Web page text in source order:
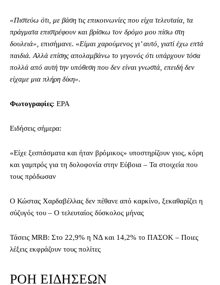
«Πιστεύω ότι, με βάση τις επικοινωνίες που είχα τελευταία, τα
πράγματα επιστρέφουν και βρίσκω τον δρόμο μου πίσω στη
δουλειά», επισήμανε. «Είμαι χαρούμενος γι’ αυτό, γιατί έχω επτά
παιδιά. Αλλά επίσης απολαμβάνω το γεγονός ότι υπάρχουν τόσα
πολλά από αυτή την υπόθεση που δεν είναι γνωστά, επειδή δεν
είχαμε μια πλήρη δίκη».
Φωτογραφίες: EPA
Ειδήσεις σήμερα:
«Είχε ξεσπάσματα και ήταν βρόμικος» υποστηρίζουν γιος, κόρη
και γαμπρός για τη δολοφονία στην Εύβοια – Τα στοιχεία που
τους πρόδωσαν
O Κώστας Χαρδαβέλλας δεν πέθανε από καρκίνο, ξεκαθαρίζει η
σύζυγός του – Ο τελευταίος δύσκολος μήνας
Τάσεις MRB: Στο 22,9% η ΝΔ και 14,2% το ΠΑΣΟΚ – Ποιες
λέξεις εκφράζουν τους πολίτες
ΡΟΗ ΕΙΔΗΣΕΩΝ